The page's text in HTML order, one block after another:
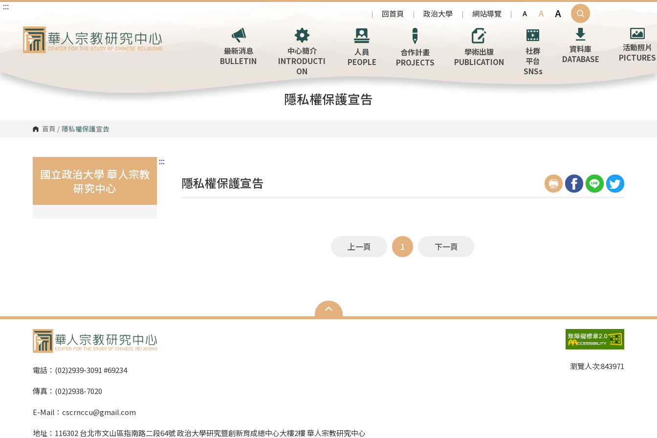
跳
:::
回首頁 政治大學 網站導覽 A A A
最新消息
BULLETIN
中心簡介
INTRODUCTI
ON
人員
PEOPLE
合作計畫
PROJECTS
學術出版
PUBLICATION
社群
平台
SNSs
資料庫
DATABASE
活動照片
PICTURES
隱私權保護宣告
首頁 / 隱私權保護宣告
國立政治大學 華人宗教
研究中心
:::
隱私權保護宣告
上一頁 1 下一頁
電話：(02)2939-3091 #69234
傳真：(02)2938-7020
E-Mail：cscrnccu@gmail.com
地址：116302 台北市文山區指南路二段64號 政治大學研究暨創新育成總中心大樓2樓 華人宗教研究中心
瀏覽人次:843971